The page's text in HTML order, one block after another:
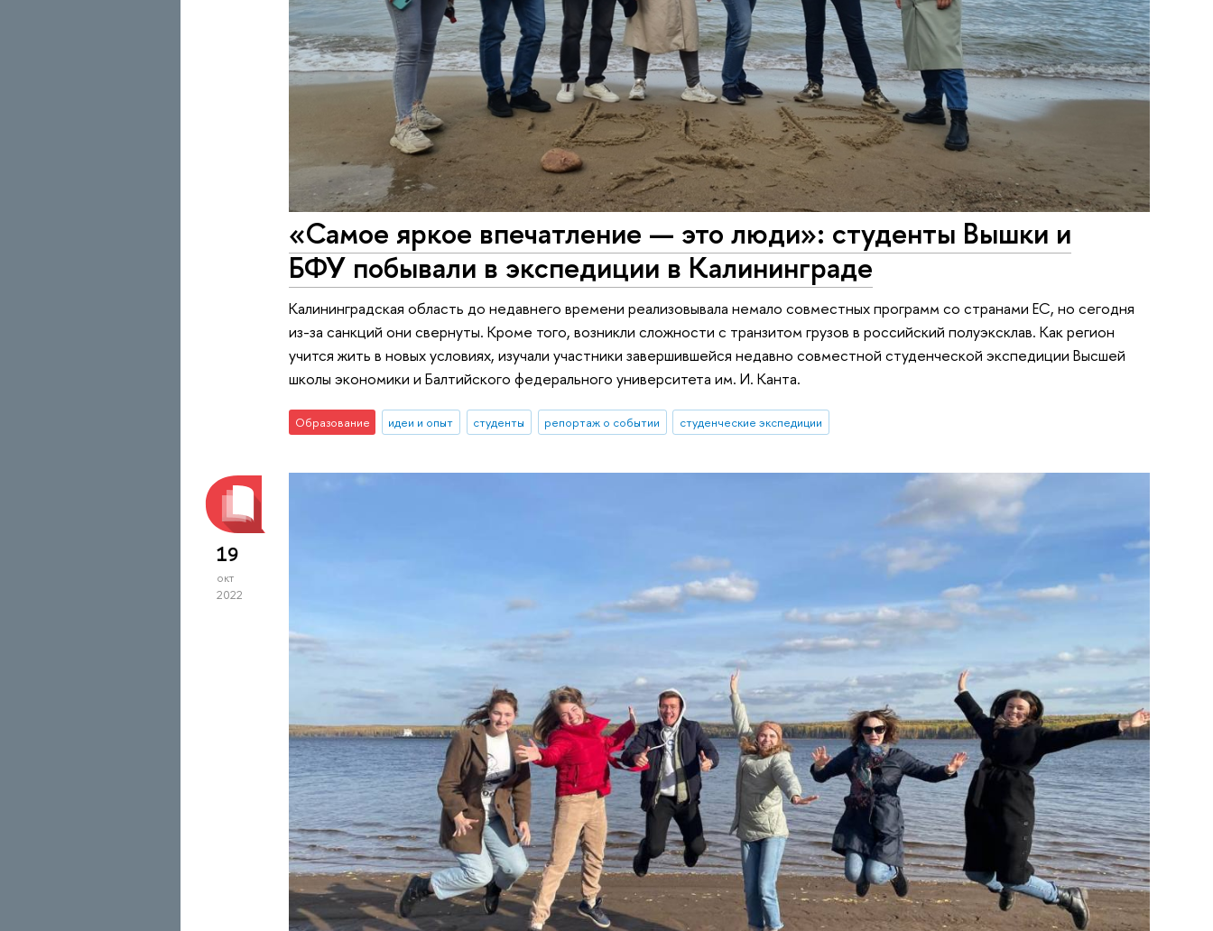
«Самое яркое впечатление — это люди»: студенты Вышки и
БФУ побывали в экспедиции в Калининграде
Калининградская область до недавнего времени реализовывала немало совместных программ со странами ЕС, но сегодня
из-за санкций они свернуты. Кроме того, возникли сложности с транзитом грузов в российский полуэксклав. Как регион
учится жить в новых условиях, изучали участники завершившейся недавно совместной студенческой экспедиции Высшей
школы экономики и Балтийского федерального университета им. И. Канта.
Образование идеи и опыт студенты репортаж о событии студенческие экспедиции
19
окт
2022